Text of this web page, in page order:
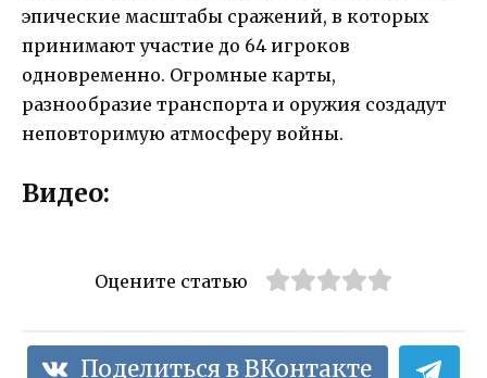
эпические масштабы сражений, в которых
принимают участие до 64 игроков
одновременно. Огромные карты,
разнообразие транспорта и оружия создадут
неповторимую атмосферу войны.
Видео:
Оцените статью
Поделиться в ВКонтакте